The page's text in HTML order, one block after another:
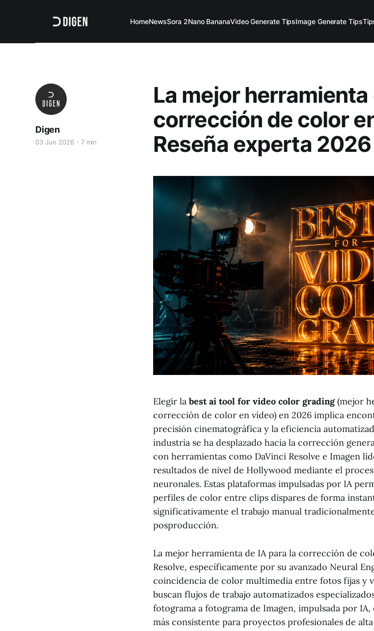
HomeNewsSora 2Nano BananaVideo Generate TipsImage Generate Tips
La mejor herramienta
corrección de color
Reseña experta 2026
Digen
03 Jun 2026 7 min
Elegir la best ai tool for video color grading(mejor
corrección de color en vídeo) en 2026 implica
precisión cinematográfica y la eficiencia
industria se ha desplazado hacia la corrección
con herramientas como DaVinci Resolve e Imagen
resultados de nivel de Hollywood mediante el
neuronales. Estas plataformas impulsadas por IA
perfiles de color entre clips dispares de forma
significativamente el trabajo manual
posproducción.
La mejor herramienta de IA para la corrección de
Resolve, específicamente por su avanzado Neural
coincidencia de color multimedia entre fotos fijas y
buscan flujos de trabajo automatizados
fotograma a fotograma de Imagen, impulsada por
más consistente para proyectos profesionales de alta